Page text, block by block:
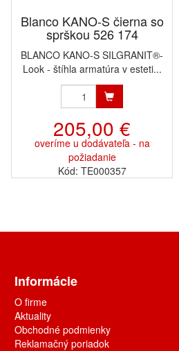
Blanco KANO-S čierna so
sprškou 526 174
BLANCO KANO-S SILGRANIT®-
Look - štíhla armatúra v esteti...
205,00 €
overíme u dodávateľa - na
požiadanie
Kód: TE000357
Informácie
O firme
Aktuality
Obchodné podmienky
Reklamačný poriadok